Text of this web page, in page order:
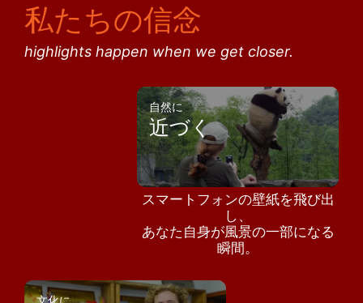
私たちの信念
highlights happen when we get closer.
自然に
近づく
スマートフォンの壁紙を飛び出
し、
あなた自身が風景の一部になる
瞬間。
文化に